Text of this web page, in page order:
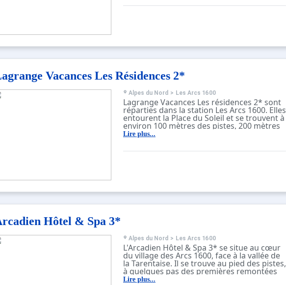
Vacances Les Résidences 2*
Alpes du Nord > Les Arcs 1600
Lagrange Vacances Les résidences 2* sont
réparties dans la station Les Arcs 1600. Elles
entourent la Place du Soleil et se trouvent à
environ 100 mètres des pistes, 200 mètres
de l'ESF et des garderies pour enfants, de
Les résidences, de 3 ou 4 étages (sans
skis.
Lire plus...
Hôtel & Spa 3*
Alpes du Nord > Les Arcs 1600
L'Arcadien Hôtel & Spa 3* se situe au cœur
du village des Arcs 1600, face à la vallée de
la Tarentaise. Il se trouve au pied des pistes,
à quelques pas des premières remontées
mécaniques et à proximité du chalet de
Lire plus...